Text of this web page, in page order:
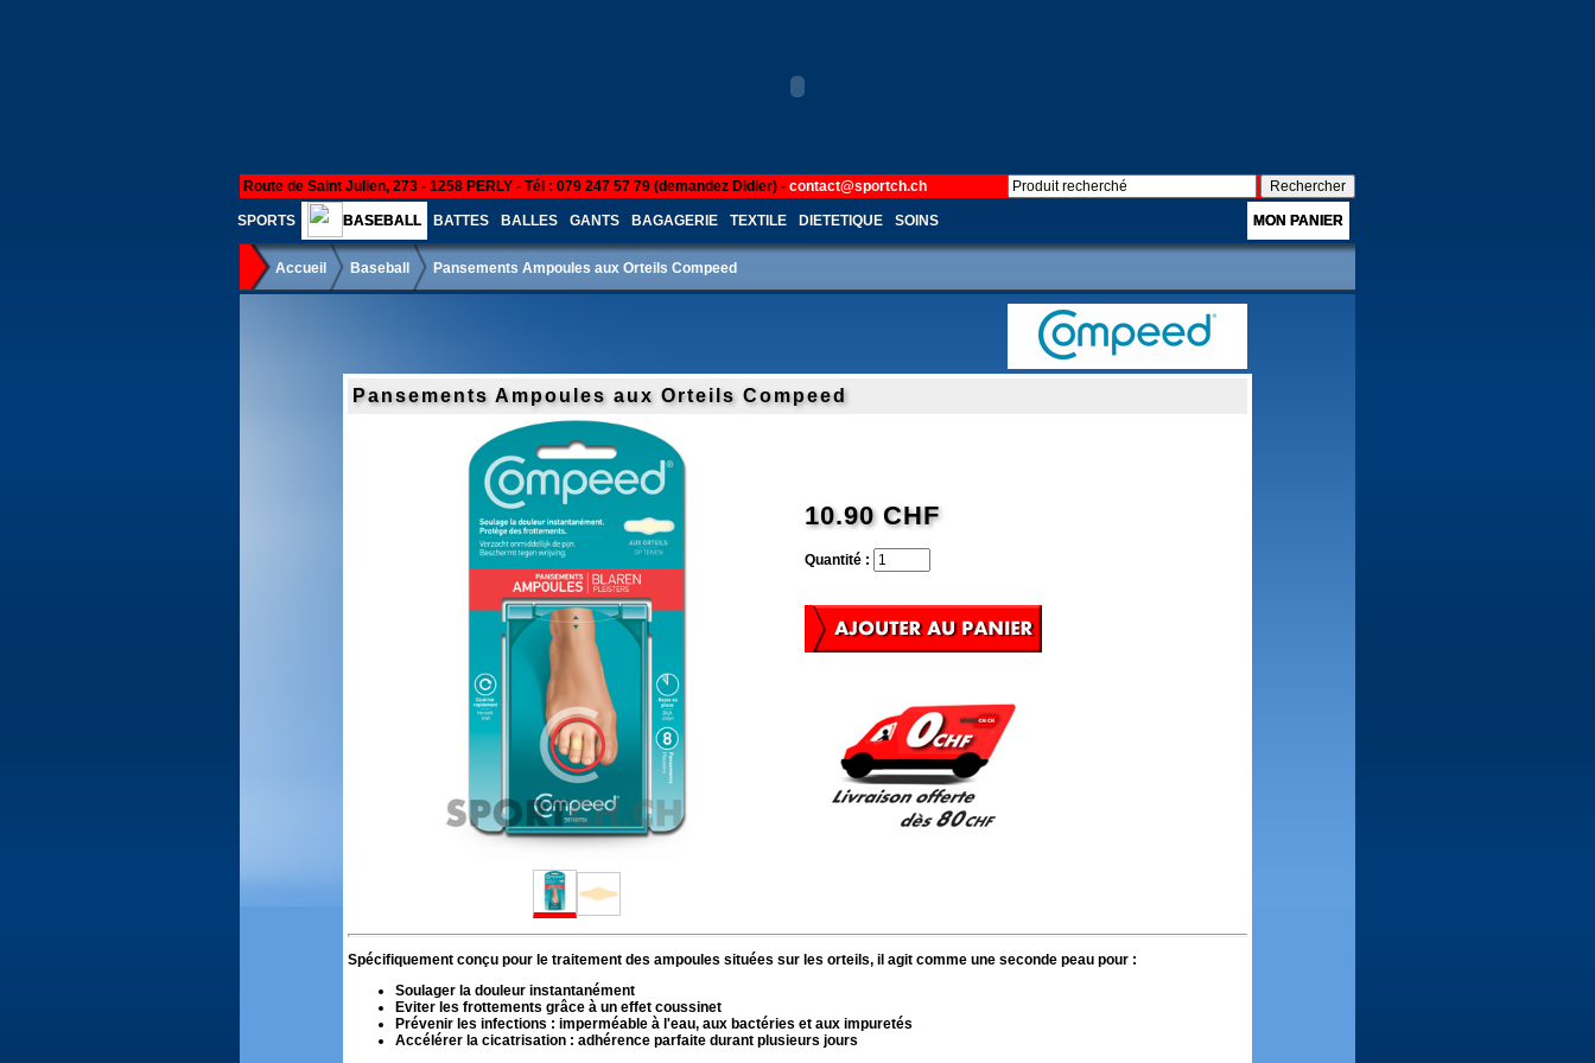
Route de Saint Julien, 273 - 1258 PERLY - Tél : 079 247 57 79 (demandez Didier) - contact@sportch.ch
SPORTS BASEBALL BATTES BALLES GANTS BAGAGERIE TEXTILE DIETETIQUE SOINS MON PANIER
Accueil Baseball Pansements Ampoules aux Orteils Compeed
Pansements Ampoules aux Orteils Compeed
10.90 CHF
Quantité :
Spécifiquement conçu pour le traitement des ampoules situées sur les orteils, il agit comme une seconde peau pour :
Soulager la douleur instantanément
Eviter les frottements grâce à un effet coussinet
Prévenir les infections : imperméable à l'eau, aux bactéries et aux impuretés
Accélérer la cicatrisation : adhérence parfaite durant plusieurs jours